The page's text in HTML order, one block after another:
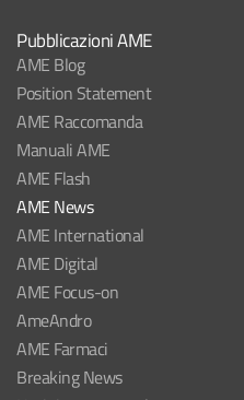
Pubblicazioni AME
AME Blog
Position Statement
AME Raccomanda
Manuali AME
AME Flash
AME News
AME International
AME Digital
AME Focus-on
AmeAndro
AME Farmaci
Breaking News